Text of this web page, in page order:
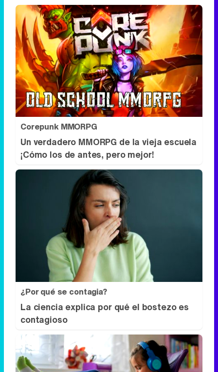
Corepunk MMORPG
Un verdadero MMORPG de la vieja escuela
¡Cómo los de antes, pero mejor!
¿Por qué se contagia?
La ciencia explica por qué el bostezo es
contagioso